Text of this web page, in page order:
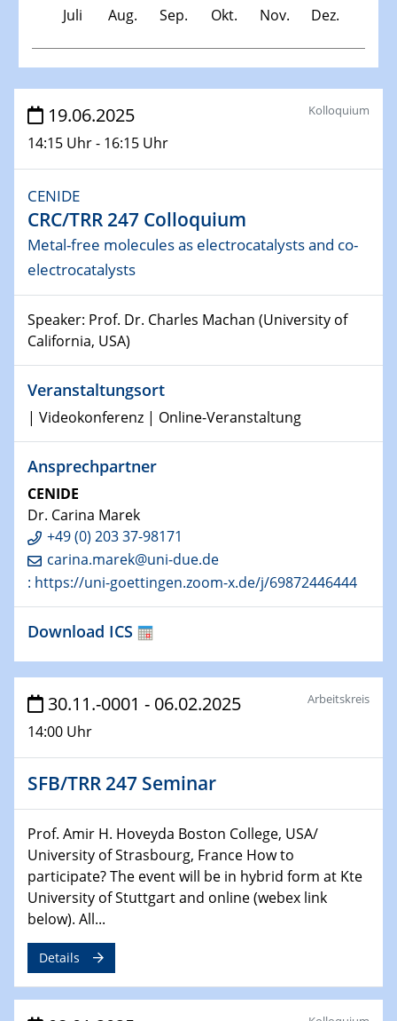
Juli Aug. Sep. Okt. Nov. Dez.
Veranstaltungen
30.11.-0001 - 06.02.2025
SFB/TRR 247 Seminar
08.01.2025
Physikalisches Kolloquium
Shaping the future: The role of metrology in a changing
world
14.01.2025
SFB 1242 Kolloquium
15.01.2025
Physikalisches Kolloquium
Comets – Why Should We Study Them?
15.01.2025
GDCh Kolloquium
Physikalisches Kolloquium
Make it and break it: Contact and Cracks at soft
interfaces
22.01.2025
Physikalisches Kolloquium
Decoding mRNA translation: Computational and
29.01.2025
GDCh Kolloquium
The Cation Shuffle
30.01.2025
WIN & CENIDE Seminar Series on 2D-
30.01.2025
Talk Prof. Erwin Reisner
19.06.2025
14:15 Uhr - 16:15 Uhr
Kolloquium
CENIDE
CRC/TRR 247 Colloquium
Metal-free molecules as electrocatalysts and co-
electrocatalysts
Speaker: Prof. Dr. Charles Machan (University of
California, USA)
Veranstaltungsort
| Videokonferenz | Online-Veranstaltung
Ansprechpartner
CENIDE
Dr. Carina Marek
+49 (0) 203 37-98171
carina.marek@uni-due.de
: https://uni-goettingen.zoom-x.de/j/69872446444
Download ICS
30.11.-0001 - 06.02.2025
14:00 Uhr
Arbeitskreis
SFB/TRR 247 Seminar
Prof. Amir H. Hoveyda Boston College, USA/
University of Strasbourg, France How to
participate? The event will be in hybrid form at Kte
University of Stuttgart and online (webex link
below). All...
Details